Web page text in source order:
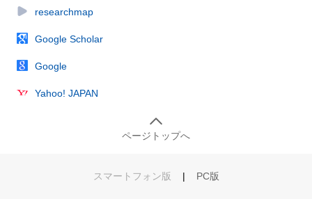
researchmap
Google Scholar
Google
Yahoo! JAPAN
ページトップへ
スマートフォン版 | PC版